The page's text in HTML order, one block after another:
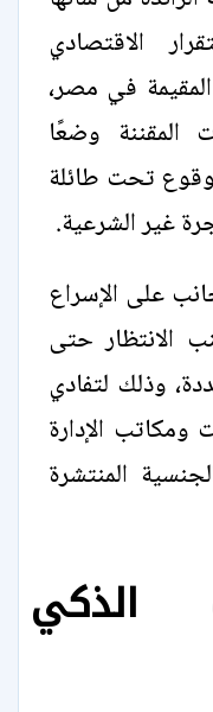
الاقتصادي
في مصر،
المقننة وضعًا
تحت طائلة
غير الشرعية.
على الإسراع
الانتظار حتى
وذلك لتفادي
ومكاتب الإدارة
المنتشرة
الذكي